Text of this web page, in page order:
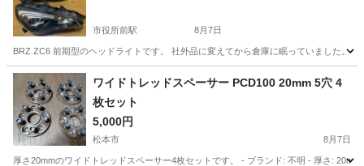
市役所前駅 8月7日
BRZ ZC6 前期型のヘッドライトです。 社外品に変えてから倉庫に眠っていました。
長野 長野市 市役所前駅 外装、車外用品
ワイドトレッドスペーサー PCD100 20mm 5穴 4
枚セット
5,000円
松本市 8月7日
厚さ20mmのワイドトレッドスペーサー4枚セットです。 - ブランド: 不明 - 厚さ: